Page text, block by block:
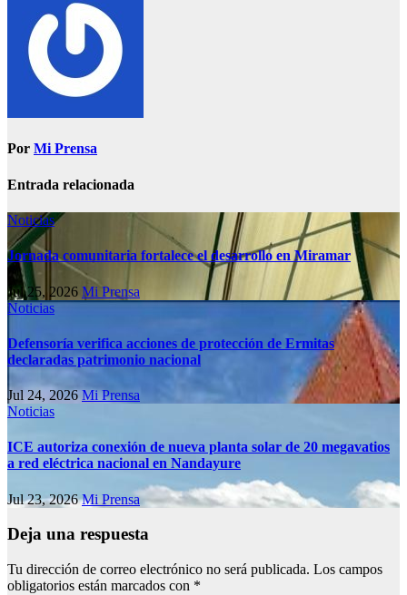
Por Mi Prensa
Entrada relacionada
Noticias
Jornada comunitaria fortalece el desarrollo en Miramar
Jul 25, 2026 Mi Prensa
Noticias
Defensoría verifica acciones de protección de Ermitas
declaradas patrimonio nacional
Jul 24, 2026Mi Prensa
Noticias
ICE autoriza conexión de nueva planta solar de 20 megavatios
a red eléctrica nacional en Nandayure
Jul 23, 2026Mi Prensa
Deja una respuesta
Tu dirección de correo electrónico no será publicada. Los campos
obligatorios están marcados con *